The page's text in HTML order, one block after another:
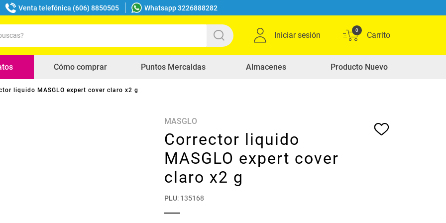
Venta telefónica (606) 8850505 Whatsapp 3226888282
Iniciar sesión
0
Cómo comprar Puntos Mercaldas Almacenes Producto Nuevo
liquido MASGLO expert cover claro x2 g
MASGLO
Corrector liquido
MASGLO expert cover
claro x2 g
PLU: 135168
buscados